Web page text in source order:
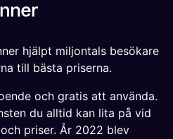
hjälpt miljontals besökare
till bästa priserna.
och gratis att använda.
du alltid kan lita på vid
priser. År 2022 blev